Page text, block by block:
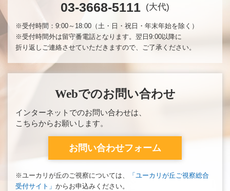
03-3668-5111 (大代)
※受付時間：9:00～18:00（土・日・祝日・年末年始を除く）
※受付時間外は留守番電話となります。翌日9:00以降に
折り返しご連絡させていただきますので、ご了承ください。
Webでのお問い合わせ
インターネットでのお問い合わせは、
こちらからお願いします。
お問い合わせフォーム
※ユーカリが丘のご視察については、
「ユーカリが丘ご視察総合
受付サイト」 からお申込みください。